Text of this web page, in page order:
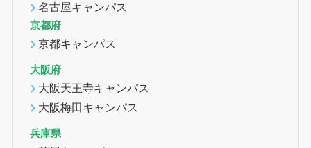
名古屋キャンパス
京都府
京都キャンパス
大阪府
大阪天王寺キャンパス
大阪梅田キャンパス
兵庫県